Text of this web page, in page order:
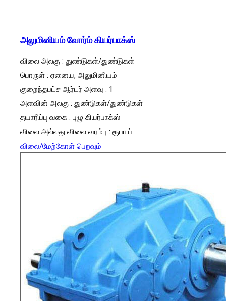
அலுமினியம் வோர்ம் கியர்பாக்ஸ்
விலை அலகு : துண்டுகள்/துண்டுகள்
பொருள் : ஏனைய, அலுமினியம்
குறைந்தபட்ச ஆர்டர் அளவு : 1
அளவின் அலகு : துண்டுகள்/துண்டுகள்
தயாரிப்பு வகை : புழு கியர்பாக்ஸ்
விலை அல்லது விலை வரம்பு : ரூபாய்
விலை/மேற்கோள் பெறவும்